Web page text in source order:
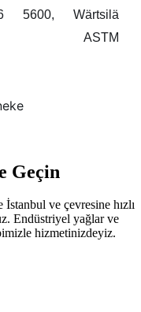
5600, Wärtsilä
ASTM
Geçin
ve çevresine hızlı
Endüstriyel yağlar ve
hizmetinizdeyiz.